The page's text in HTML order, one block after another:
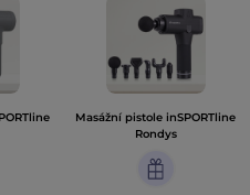
Masážní pistole inSPORTline
Rondys